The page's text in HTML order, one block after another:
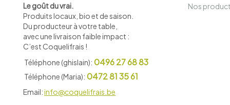
Le goût du vrai.
Produits locaux, bio et de saison
Du producteur à votre table,
avec une livraison faible impact :
C’est Coquelifrais !
Téléphone (ghislain): 0496 27 68 83
Téléphone (Maria): 0472 81 35 61
Email:info@coquelifrais.be
Nos